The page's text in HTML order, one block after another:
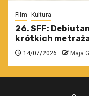
Film Kultura
26. SFF:
krótkich
14/07/2026 Maja